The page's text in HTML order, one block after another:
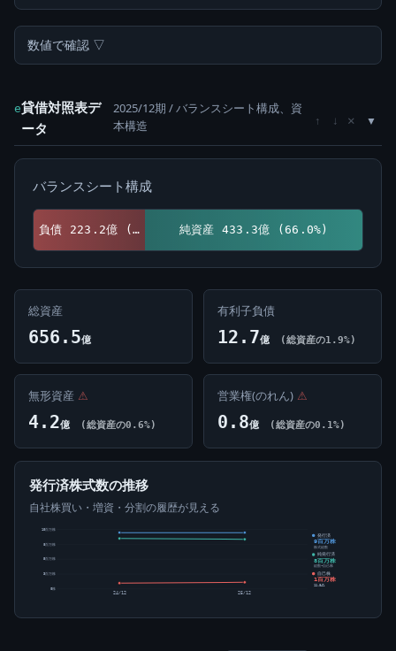
数値で確認 ▽
e貸借対照表デ
ータ
2025/12期 / バランスシート構成、資
本構造
↑ ↓ ×
バランスシート構成
負債 223.2億 (34.0%) 純資産 433.3億 (66.0%)
総資産
656.5億
有利子負債
12.7億 (総資産の1.9%)
無形資産 ⚠
4.2億 (総資産の0.6%)
営業権(のれん) ⚠
0.8億 (総資産の0.1%)
発行済株式数の推移
自社株買い・増資・分割の履歴が見える
0株
3百万株
5百万株
8百万株
10百万株
24/12 25/12
発行済
9百万株
株式総数
純発行済
8百万株
総数-自己株
自己株
1百万株
11.84%